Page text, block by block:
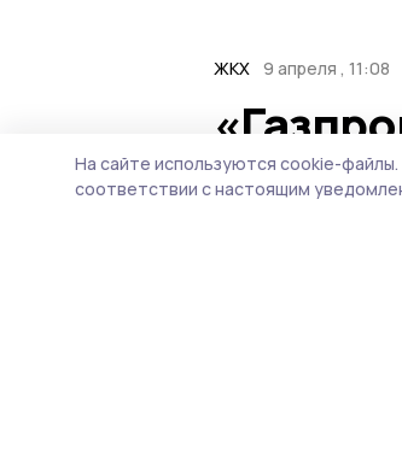
ЖКХ 9 апреля , 11:08
На сайте используются cookie-файлы.
соответствии с настоящим